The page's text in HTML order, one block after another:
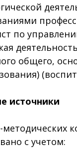
по
общего,
источники
с учетом: